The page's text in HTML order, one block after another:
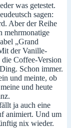
was getestet.
sagen:
Aber der Reihe
mehrmonatige
„Grand
der Vanille-
die Coffee-Version
Schon immer.
und meinte, ob
und heute
ja auch eine
animiert. Und um
nix wieder.